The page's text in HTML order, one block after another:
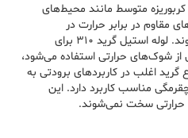
متوسط مانند محیط‌های
مقاوم در برابر حرارت در
اتمسفرهای شدیدتر استفاده می‌شوند. لوله استیل گرید ۳۱۰ برای
از شوک‌های حرارتی استفاده می‌شود،
اغلب در کاربردهای برودتی به
مناسب کاربرد دارد. این
حرارتی سخت نمی‌شوند.